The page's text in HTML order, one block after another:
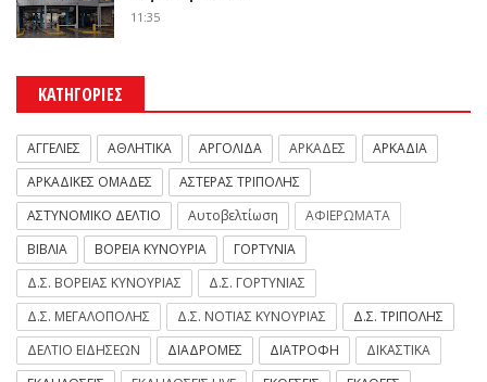
11:35
ΚΑΤΗΓΟΡΙΕΣ
ΑΓΓΕΛΙΕΣ ΑΘΛΗΤΙΚΑ ΑΡΓΟΛΙΔΑ ΑΡΚΑΔΕΣ
ΑΡΚΑΔΙΑ
ΑΡΚΑΔΙΚΕΣ ΟΜΑΔΕΣ
ΑΣΤΕΡΑΣ ΤΡΙΠΟΛΗΣ
ΑΣΤΥΝΟΜΙΚΟ ΔΕΛΤΙΟ
Αυτοβελτίωση
ΑΦΙΕΡΩΜΑΤΑ
ΒΙΒΛΙΑ
ΒΟΡΕΙΑ ΚΥΝΟΥΡΙΑ
ΓΟΡΤΥΝΙΑ
Δ.Σ. ΒΟΡΕΙΑΣ ΚΥΝΟΥΡΙΑΣ
Δ.Σ. ΓΟΡΤΥΝΙΑΣ
Δ.Σ. ΜΕΓΑΛΟΠΟΛΗΣ
Δ.Σ. ΝΟΤΙΑΣ ΚΥΝΟΥΡΙΑΣ
Δ.Σ. ΤΡΙΠΟΛΗΣ
ΔΕΛΤΙΟ ΕΙΔΗΣΕΩΝ
ΔΙΑΔΡΟΜΕΣ ΔΙΑΤΡΟΦΗ
ΔΙΚΑΣΤΙΚΑ